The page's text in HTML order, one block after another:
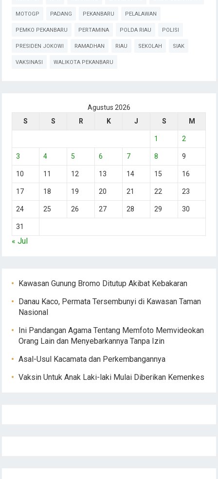
MOTOGP PADANG PEKANBARU PELALAWAN
PEMKO PEKANBARU PERTAMINA POLDA RIAU POLISI
PRESIDEN JOKOWI RAMADHAN RIAU SEKOLAH SIAK
VAKSINASI WALIKOTA PEKANBARU
Agustus 2026
S
S R K J S M
1 2
3 4 5 6 7 8 9
10 11 12 13 14 15 16
17 18 19 20 21 22 23
24 25 26 27 28 29 30
31
« Jul
Kawasan Gunung Bromo Ditutup Akibat Kebakaran
Danau Kaco, Permata Tersembunyi di Kawasan Taman
Nasional
Ini Pandangan Agama Tentang Memfoto Memvideokan
Orang Lain dan Menyebarkannya Tanpa Izin
Asal-Usul Kacamata dan Perkembangannya
Vaksin Untuk Anak Laki-laki Mulai Diberikan Kemenkes